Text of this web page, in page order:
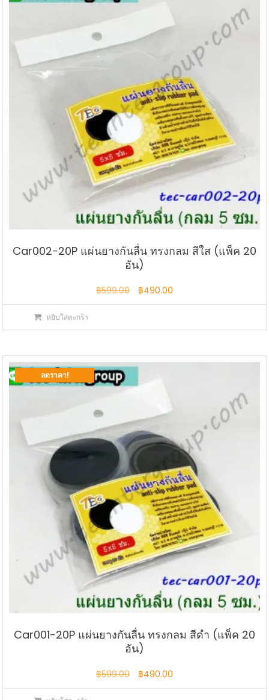
Car002-20P แผ่นยางกันลื่น ทรงกลม สีใส (แพ็ค 20
อัน)
฿599.00
Original
price
฿490.00
price
หยิบใส่ตะกร้า
ลดราคา!
Car001-20P แผ่นยางกันลื่น ทรงกลม สีดำ (แพ็ค 20
อัน)
฿599.00
Original
price
฿490.00
price